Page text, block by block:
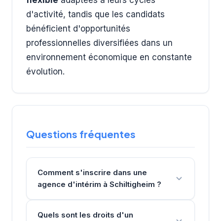
d'activité, tandis que les candidats
bénéficient d'opportunités
professionnelles diversifiées dans un
environnement économique en constante
évolution.
Questions fréquentes
Comment s'inscrire dans une
agence d'intérim à Schiltigheim ?
Quels sont les droits d'un